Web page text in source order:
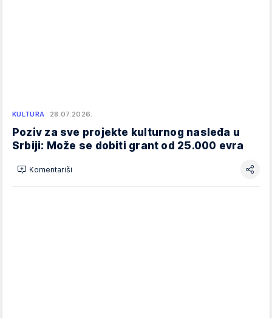
KULTURA 28.07.2026.
Poziv za sve projekte kulturnog nasleđa u
Srbiji: Može se dobiti grant od 25.000 evra
Komentariši